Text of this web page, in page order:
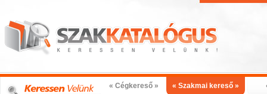
« Cégkereső » « Szakmai kereső »